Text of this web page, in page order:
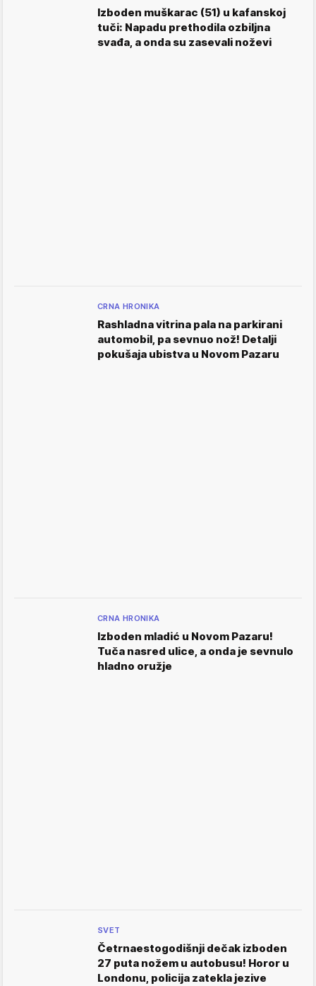
Izboden muškarac (51) u kafanskoj
tuči: Napadu prethodila ozbiljna
svađa, a onda su zasevali noževi
CRNA HRONIKA
Rashladna vitrina pala na parkirani
automobil, pa sevnuo nož! Detalji
pokušaja ubistva u Novom Pazaru
CRNA HRONIKA
Izboden mladić u Novom Pazaru!
Tuča nasred ulice, a onda je sevnulo
hladno oružje
SVET
Četrnaestogodišnji dečak izboden
27 puta nožem u autobusu! Horor u
Londonu, policija zatekla jezive